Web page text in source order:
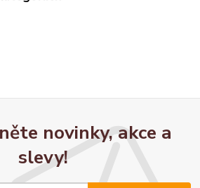
novinky, akce a
slevy!